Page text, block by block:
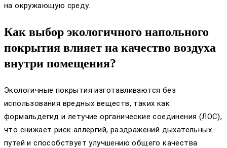
на окружающую среду.
Как выбор экологичного напольного
покрытия влияет на качество воздуха
внутри помещения?
Экологичные покрытия изготавливаются без
использования вредных веществ, таких как
формальдегид и летучие органические соединения (ЛОС),
что снижает риск аллергий, раздражений дыхательных
путей и способствует улучшению общего качества